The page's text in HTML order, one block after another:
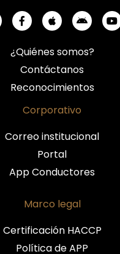
¿Quiénes somos?
Contáctanos
Reconocimientos
Corporativo
Correo institucional
Portal
App Conductores
Marco legal
Certificación HACCP
Política de APP